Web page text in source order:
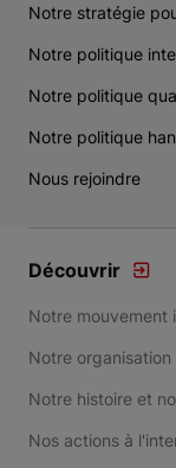
Notre stratégie
Notre politique
Notre politique
Notre politique
Nous rejoindre
Découvrir
Notre mouvement
Notre
Notre histoire et
Nos actions à